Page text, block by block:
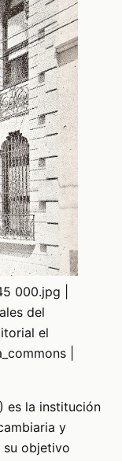
000.jpg |
del
el
|
es la institución
y
su objetivo